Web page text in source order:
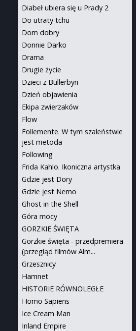
Diabeł ubiera się u Prady 2
Do utraty tchu
Dom dobry
Donnie Darko
Drama
Drugie życie
Dzieci z Bullerbyn
Dzień objawienia
Ekipa zwierzaków
Flow
Follemente. W tym szaleństwie
jest metoda
Following
Frida Kahlo. Ikoniczna artystka
Gdzie jest Dory
Gdzie jest Nemo
Ghost in the Shell
Góra mocy
GORZKIE ŚWIĘTA
Gorzkie święta - przedpremiera
(przegląd filmów Alm...
Grzesznicy
Hamnet
HISTORIE RÓWNOLEGŁE
Homo Sapiens
Ice Cream Man
Inland Empire